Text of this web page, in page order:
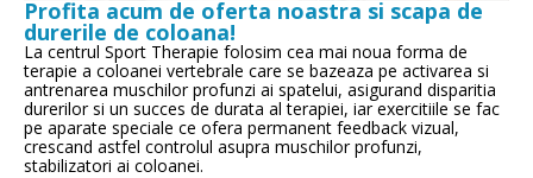
Profita acum de oferta noastra si scapa de
durerile de coloana!
La centrul Sport Therapie folosim cea mai noua forma de
terapie a coloanei vertebrale care se bazeaza pe activarea si
antrenarea muschilor profunzi ai spatelui, asigurand disparitia
durerilor si un succes de durata al terapiei, iar exercitiile se fac
pe aparate speciale ce ofera permanent feedback vizual,
crescand astfel controlul asupra muschilor profunzi,
stabilizatori ai coloanei.